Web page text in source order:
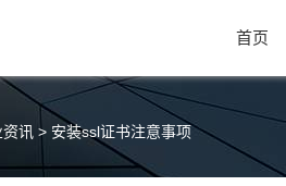
首页
资讯 > 安装ssl证书注意事项